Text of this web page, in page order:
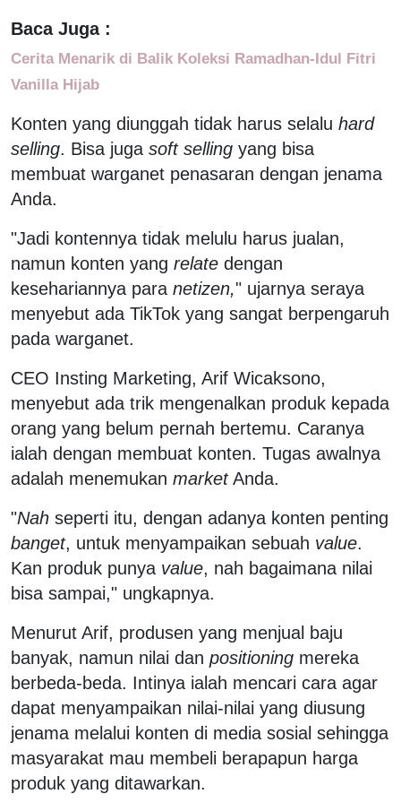
Baca Juga :
Cerita Menarik di Balik Koleksi Ramadhan-Idul Fitri
Vanilla Hijab
Konten yang diunggah tidak harus selalu hard
selling. Bisa juga soft selling yang bisa
membuat warganet penasaran dengan jenama
Anda.
"Jadi kontennya tidak melulu harus jualan,
namun konten yang relate dengan
kesehariannya para netizen," ujarnya seraya
menyebut ada TikTok yang sangat berpengaruh
pada warganet.
CEO Insting Marketing, Arif Wicaksono,
menyebut ada trik mengenalkan produk kepada
orang yang belum pernah bertemu. Caranya
ialah dengan membuat konten. Tugas awalnya
adalah menemukan marketAnda.
"Nah seperti itu, dengan adanya konten penting
banget, untuk menyampaikan sebuah value.
Kan produk punya value, nah bagaimana nilai
bisa sampai," ungkapnya.
Menurut Arif, produsen yang menjual baju
banyak, namun nilai dan positioning mereka
berbeda-beda. Intinya ialah mencari cara agar
dapat menyampaikan nilai-nilai yang diusung
jenama melalui konten di media sosial sehingga
masyarakat mau membeli berapapun harga
produk yang ditawarkan.